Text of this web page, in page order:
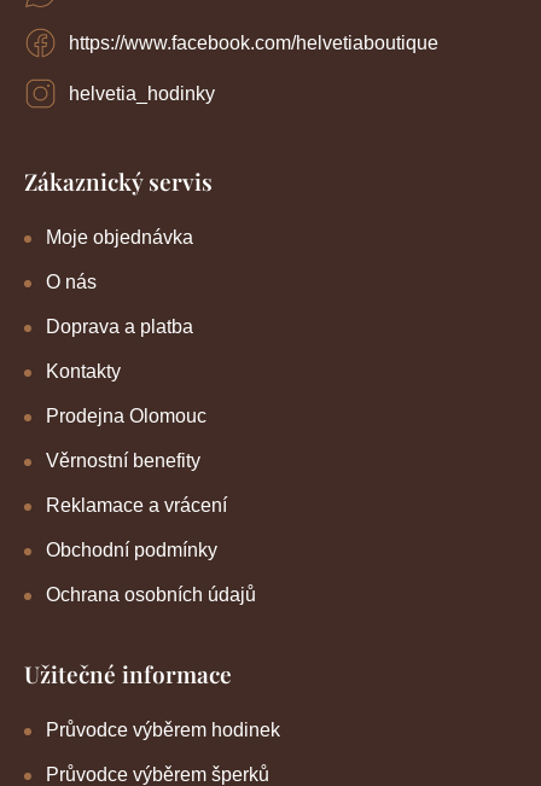
https://www.facebook.com/helvetiaboutique
helvetia_hodinky
Zákaznický servis
Moje objednávka
O nás
Doprava a platba
Kontakty
Prodejna Olomouc
Věrnostní benefity
Reklamace a vrácení
Obchodní podmínky
Ochrana osobních údajů
Užitečné informace
Průvodce výběrem hodinek
Průvodce výběrem šperků